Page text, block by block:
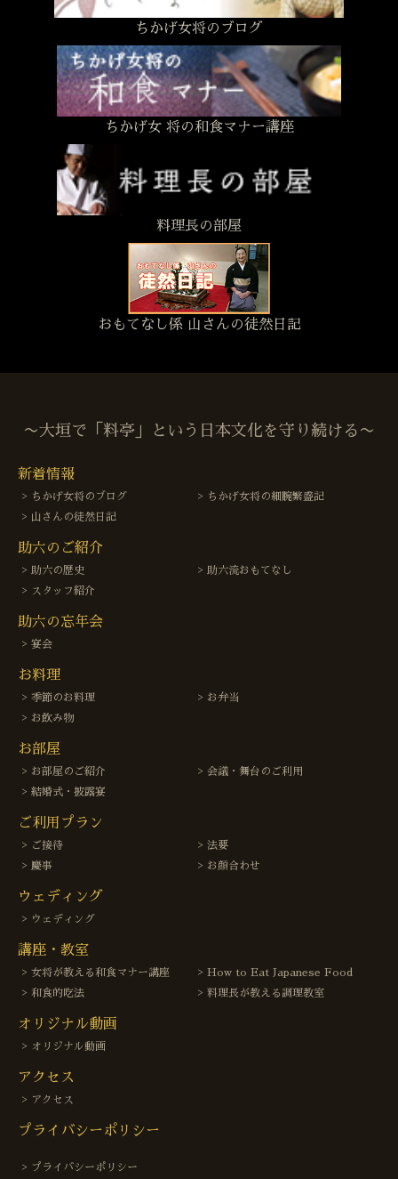
ちかげ女将のブログ
ちかげ女 将の和食マナー講座
料理長の部屋
おもてなし係 山さんの徒然日記
〜大垣で「料亭」という日本文化を守り続ける〜
新着情報
ちかげ女将のブログ
ちかげ女将の細腕繁盛記
山さんの徒然日記
助六のご紹介
助六の歴史
助六流おもてなし
スタッフ紹介
助六の忘年会
宴会
お料理
季節のお料理
お弁当
お飲み物
お部屋
お部屋のご紹介
会議・舞台のご利用
結婚式・披露宴
ご利用プラン
ご接待
法要
慶事
お顔合わせ
ウェディング
ウェディング
講座・教室
女将が教える和食マナー講座
How to Eat Japanese Food
和食的吃法
料理長が教える調理教室
オリジナル動画
オリジナル動画
アクセス
アクセス
プライバシーポリシー
プライバシーポリシー